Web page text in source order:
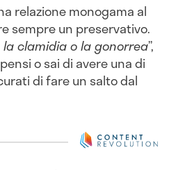
relazione monogama al
sempre un preservativo.
clamidia o la gonorrea”,
o sai di avere una di
di fare un salto dal